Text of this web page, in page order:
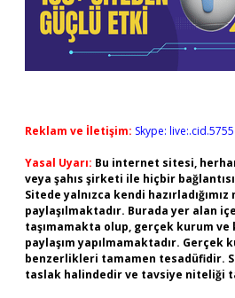
Reklam ve İletişim: Skype:
Yasal Uyarı: Bu internet sitesi,
veya şahıs şirketi ile hiçbir
Sitede yalnızca kendi
paylaşılmaktadır. Burada yer alan
taşımamakta olup, gerçek kurum ve
paylaşım yapılmamaktadır. Gerçek
benzerlikleri tamamen tesadüfidir.
taslak halindedir ve tavsiye niteliği